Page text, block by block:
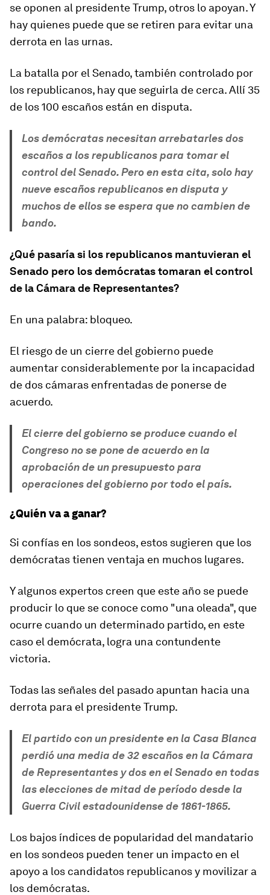
se oponen al presidente Trump, otros lo apoyan. Y
hay quienes puede que se retiren para evitar una
derrota en las urnas.
La batalla por el Senado, también controlado por
los republicanos, hay que seguirla de cerca. Allí 35
de los 100 escaños están en disputa.
Los demócratas necesitan arrebatarles dos
escaños a los republicanos para tomar el
control del Senado. Pero en esta cita, solo hay
nueve escaños republicanos en disputa y
muchos de ellos se espera que no cambien de
bando.
¿Qué pasaría si los republicanos mantuvieran el
Senado pero los demócratas tomaran el control
de la Cámara de Representantes?
En una palabra: bloqueo.
El riesgo de un cierre del gobierno puede
aumentar considerablemente por la incapacidad
de dos cámaras enfrentadas de ponerse de
acuerdo.
El cierre del gobierno se produce cuando el
Congreso no se pone de acuerdo en la
aprobación de un presupuesto para
operaciones del gobierno por todo el país.
¿Quién va a ganar?
Si confías en los sondeos, estos sugieren que los
demócratas tienen ventaja en muchos lugares.
Y algunos expertos creen que este año se puede
producir lo que se conoce como "una oleada", que
ocurre cuando un determinado partido, en este
caso el demócrata, logra una contundente
victoria.
Todas las señales del pasado apuntan hacia una
derrota para el presidente Trump.
El partido con un presidente en la Casa Blanca
perdió una media de 32 escaños en la Cámara
de Representantes y dos en el Senado en todas
las elecciones de mitad de período desde la
Guerra Civil estadounidense de 1861-1865.
Los bajos índices de popularidad del mandatario
en los sondeos pueden tener un impacto en el
apoyo a los candidatos republicanos y movilizar a
los demócratas.